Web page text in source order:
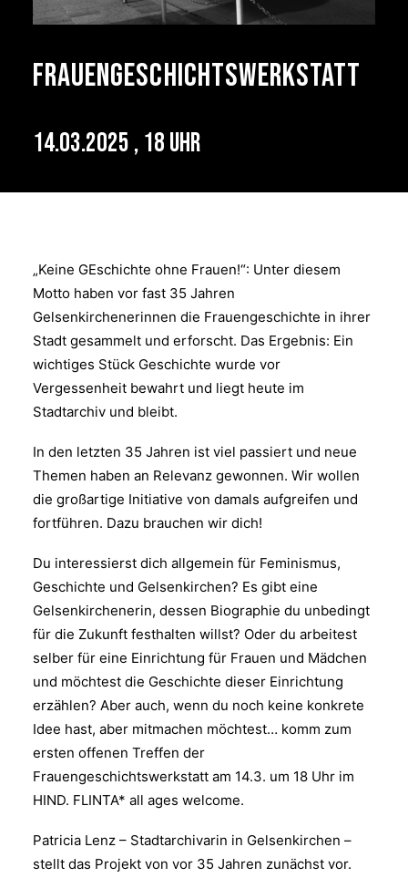
Frauengeschichtswerkstatt
14.03.2025 , 18 Uhr
„Keine GEschichte ohne Frauen!“: Unter diesem
Motto haben vor fast 35 Jahren
Gelsenkirchenerinnen die Frauengeschichte in ihrer
Stadt gesammelt und erforscht. Das Ergebnis: Ein
wichtiges Stück Geschichte wurde vor
Vergessenheit bewahrt und liegt heute im
Stadtarchiv und bleibt.
In den letzten 35 Jahren ist viel passiert und neue
Themen haben an Relevanz gewonnen. Wir wollen
die großartige Initiative von damals aufgreifen und
fortführen. Dazu brauchen wir dich!
Du interessierst dich allgemein für Feminismus,
Geschichte und Gelsenkirchen? Es gibt eine
Gelsenkirchenerin, dessen Biographie du unbedingt
für die Zukunft festhalten willst? Oder du arbeitest
selber für eine Einrichtung für Frauen und Mädchen
und möchtest die Geschichte dieser Einrichtung
erzählen? Aber auch, wenn du noch keine konkrete
Idee hast, aber mitmachen möchtest… komm zum
ersten offenen Treffen der
Frauengeschichtswerkstatt am 14.3. um 18 Uhr im
HIND. FLINTA* all ages welcome.
Patricia Lenz – Stadtarchivarin in Gelsenkirchen –
stellt das Projekt von vor 35 Jahren zunächst vor.